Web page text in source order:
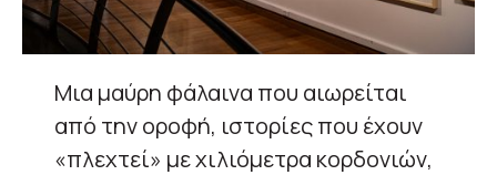
Μια μαύρη φάλαινα που αιωρείται
από την οροφή, ιστορίες που έχουν
«πλεχτεί» με χιλιόμετρα κορδονιών,